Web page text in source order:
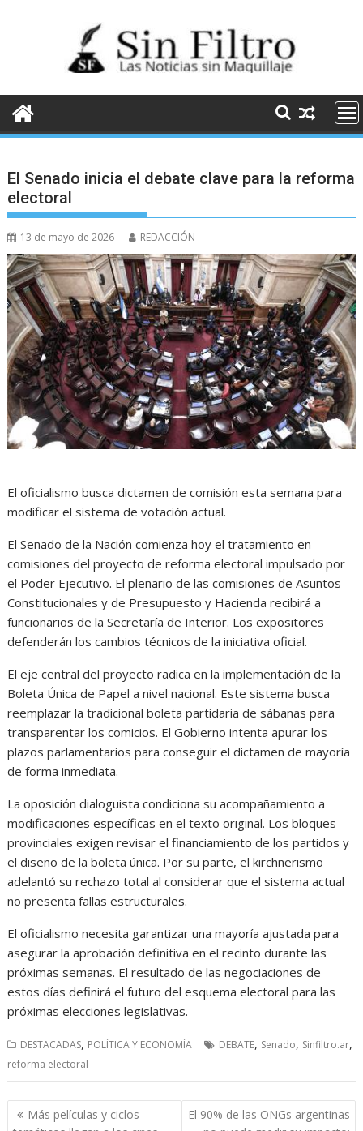
El Senado inicia el debate clave para la reforma
electoral
13 de mayo de 2026 REDACCIÓN
El oficialismo busca dictamen de comisión esta semana para
modificar el sistema de votación actual.
El Senado de la Nación comienza hoy el tratamiento en
comisiones del proyecto de reforma electoral impulsado por
el Poder Ejecutivo. El plenario de las comisiones de Asuntos
Constitucionales y de Presupuesto y Hacienda recibirá a
funcionarios de la Secretaría de Interior. Los expositores
defenderán los cambios técnicos de la iniciativa oficial.
El eje central del proyecto radica en la implementación de la
Boleta Única de Papel a nivel nacional. Este sistema busca
reemplazar la tradicional boleta partidaria de sábanas para
transparentar los comicios. El Gobierno intenta apurar los
plazos parlamentarios para conseguir el dictamen de mayoría
de forma inmediata.
La oposición dialoguista condiciona su acompañamiento a
modificaciones específicas en el texto original. Los bloques
provinciales exigen revisar el financiamiento de los partidos y
el diseño de la boleta única. Por su parte, el kirchnerismo
adelantó su rechazo total al considerar que el sistema actual
no presenta fallas estructurales.
El oficialismo necesita garantizar una mayoría ajustada para
asegurar la aprobación definitiva en el recinto durante las
próximas semanas. El resultado de las negociaciones de
estos días definirá el futuro del esquema electoral para las
próximas elecciones legislativas.
DESTACADAS, POLÍTICA Y ECONOMÍA DEBATE, Senado, Sinfiltro.ar,
reforma electoral
Navegación
Más películas y ciclos
El 90% de las ONGs argentinas